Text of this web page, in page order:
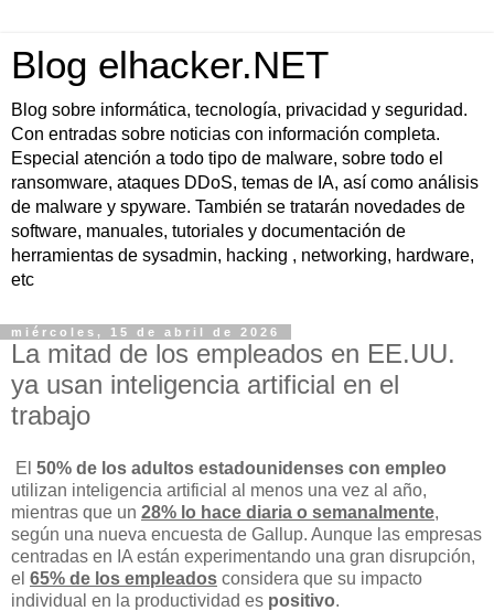
Blog elhacker.NET
Blog sobre informática, tecnología, privacidad y seguridad.
Con entradas sobre noticias con información completa.
Especial atención a todo tipo de malware, sobre todo el
ransomware, ataques DDoS, temas de IA, así como análisis
de malware y spyware. También se tratarán novedades de
software, manuales, tutoriales y documentación de
herramientas de sysadmin, hacking , networking, hardware,
etc
miércoles, 15 de abril de 2026
La mitad de los empleados en EE.UU.
ya usan inteligencia artificial en el
trabajo
El 50% de los adultos estadounidenses con empleo
utilizan inteligencia artificial al menos una vez al año,
mientras que un 28% lo hace diaria o semanalmente,
según una nueva encuesta de Gallup. Aunque las empresas
centradas en IA están experimentando una gran disrupción,
el 65% de los empleados considera que su impacto
individual en la productividad es positivo.